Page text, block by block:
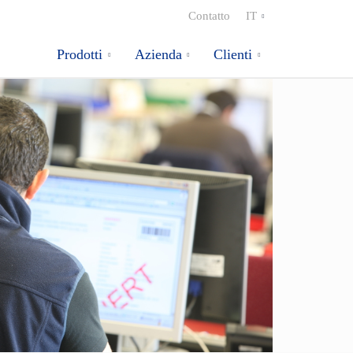
Prodotti Azienda Clienti
Contatto IT